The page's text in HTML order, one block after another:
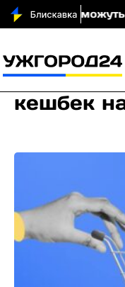
можуть
кешбек